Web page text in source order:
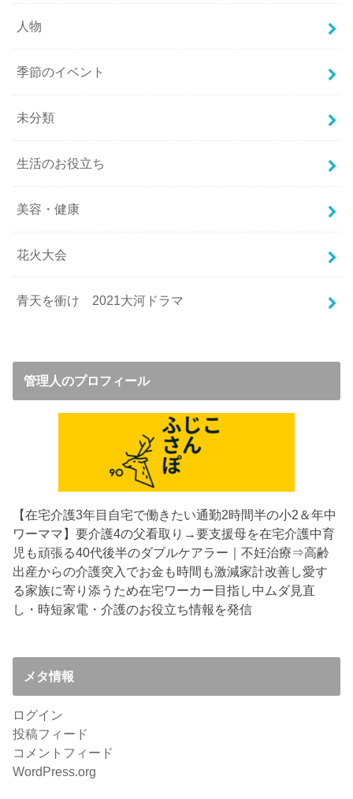
人物
季節のイベント
未分類
生活のお役立ち
美容・健康
花火大会
青天を衝け 2021大河ドラマ
管理人のプロフィール
【在宅介護3年目 自宅で働きたい通勤2時間半の小2＆年中
ワーママ】要介護4の父看取り→要支援母を在宅介護中育
児も頑張る40代後半のダブルケアラー｜不妊治療⇒高齢
出産からの介護突入でお金も時間も激減家計改善し愛す
る家族に寄り添うため在宅ワーカー目指し中 ムダ見直
し・時短家電・介護のお役立ち情報を発信
メタ情報
ログイン
投稿フィード
コメントフィード
WordPress.org